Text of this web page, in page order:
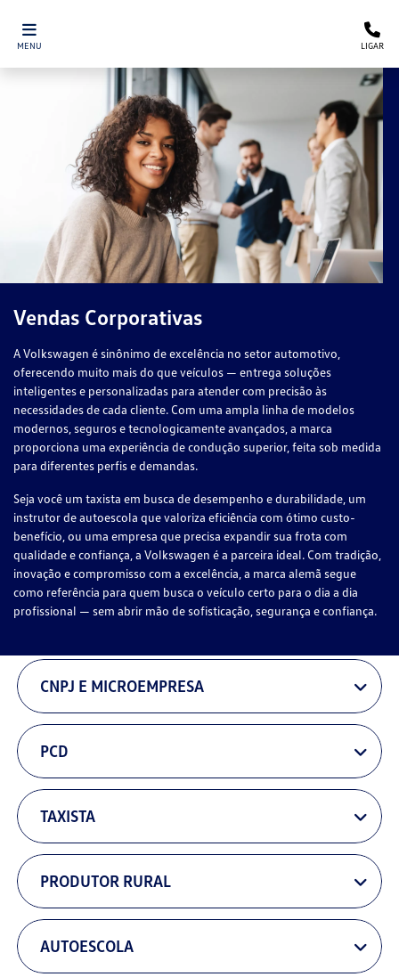
MENU LIGAR
Vendas Corporativas
A Volkswagen é sinônimo de excelência no setor automotivo,
oferecendo muito mais do que veículos — entrega soluções
inteligentes e personalizadas para atender com precisão às
necessidades de cada cliente. Com uma ampla linha de modelos
modernos, seguros e tecnologicamente avançados, a marca
proporciona uma experiência de condução superior, feita sob medida
para diferentes perfis e demandas.
Seja você um taxista em busca de desempenho e durabilidade, um
instrutor de autoescola que valoriza eficiência com ótimo custo-
benefício, ou uma empresa que precisa expandir sua frota com
qualidade e confiança, a Volkswagen é a parceira ideal. Com tradição,
inovação e compromisso com a excelência, a marca alemã segue
como referência para quem busca o veículo certo para o dia a dia
profissional — sem abrir mão de sofisticação, segurança e confiança.
CNPJ E MICROEMPRESA
PCD
TAXISTA
PRODUTOR RURAL
AUTOESCOLA